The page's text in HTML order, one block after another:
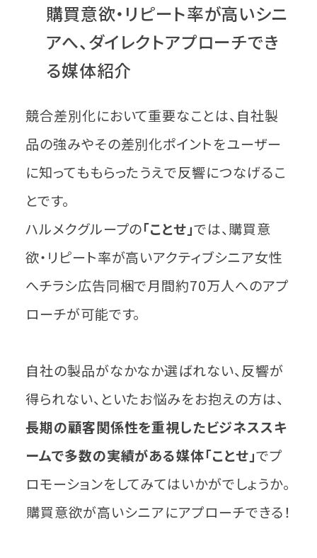
購買意欲・リピート率が高いシニ
アへ、ダイレクトアプローチでき
る媒体紹介
競合差別化において重要なことは、自社製
品の強みやその差別化ポイントをユーザー
に知ってももらったうえで反響につなげるこ
とです。
ハルメクグループの「ことせ」では、購買意
欲・リピート率が高いアクティブシニア女性
へチラシ広告同梱で月間約70万人へのアプ
ローチが可能です。
自社の製品がなかなか選ばれない、反響が
得られない、といたお悩みをお抱えの方は、
長期の顧客関係性を重視したビジネススキ
ームで多数の実績がある媒体「ことせ」でプ
ロモーションをしてみてはいかがでしょうか。
購買意欲が高いシニアにアプローチできる！